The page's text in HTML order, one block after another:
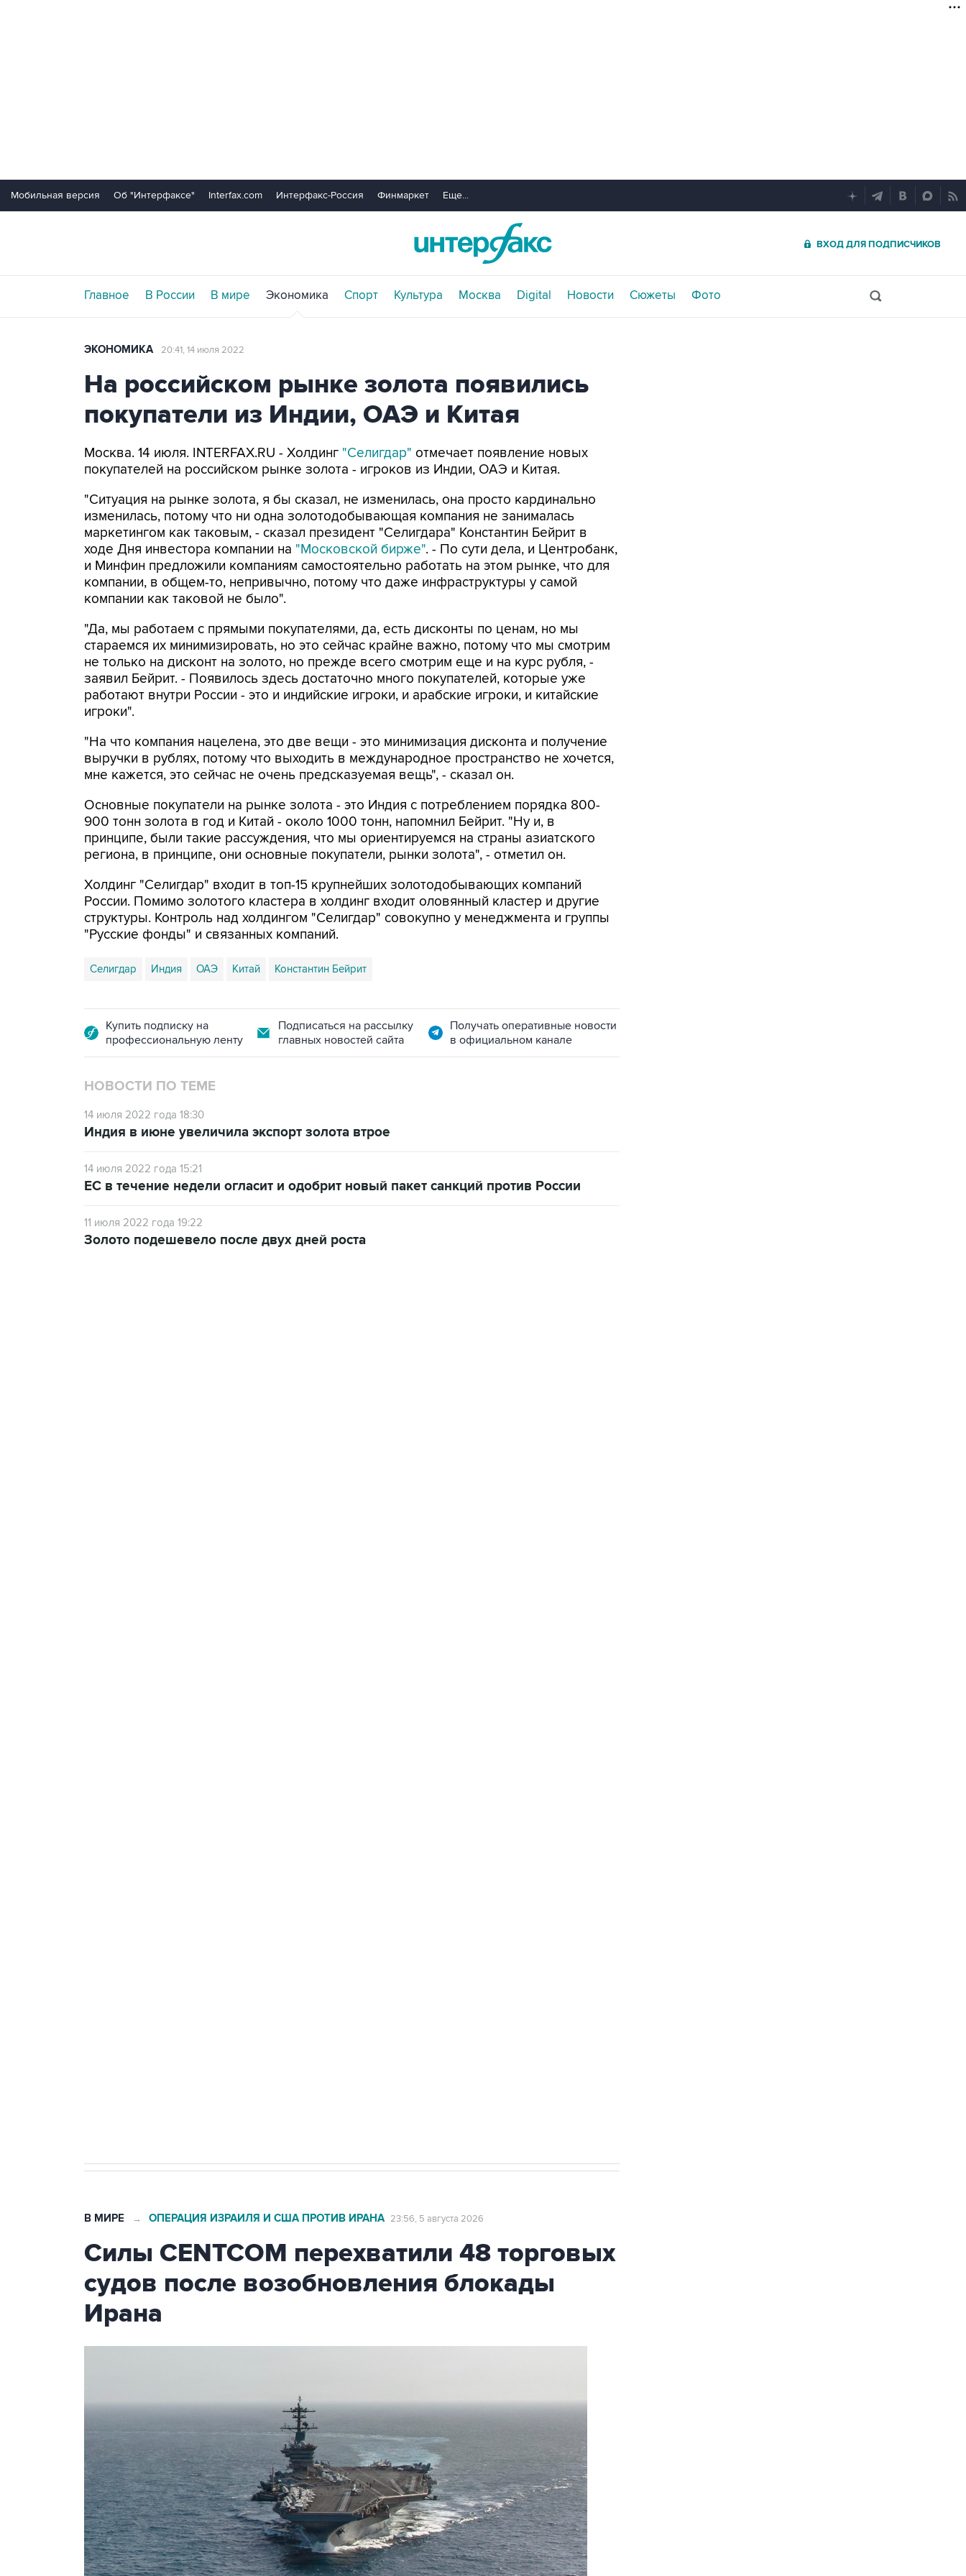
Мобильная версия Об "Интерфаксе" Interfax.com Интерфакс-Россия Финмаркет Еще...
ВХОД ДЛЯ ПОДПИСЧИКОВ
Главное В России В мире Экономика Спорт Культура Москва Digital Новости Сюжеты Фото
ЭКОНОМИКА 20:41, 14 июля 2022
На российском рынке золота появились
покупатели из Индии, ОАЭ и Китая
Москва. 14 июля. INTERFAX.RU - Холдинг "Селигдар" отмечает появление новых
покупателей на российском рынке золота - игроков из Индии, ОАЭ и Китая.
"Ситуация на рынке золота, я бы сказал, не изменилась, она просто кардинально
изменилась, потому что ни одна золотодобывающая компания не занималась
маркетингом как таковым, - сказал президент "Селигдара" Константин Бейрит в
ходе Дня инвестора компании на "Московской бирже". - По сути дела, и Центробанк,
и Минфин предложили компаниям самостоятельно работать на этом рынке, что для
компании, в общем-то, непривычно, потому что даже инфраструктуры у самой
компании как таковой не было".
"Да, мы работаем с прямыми покупателями, да, есть дисконты по ценам, но мы
стараемся их минимизировать, но это сейчас крайне важно, потому что мы смотрим
не только на дисконт на золото, но прежде всего смотрим еще и на курс рубля, -
заявил Бейрит. - Появилось здесь достаточно много покупателей, которые уже
работают внутри России - это и индийские игроки, и арабские игроки, и китайские
игроки".
"На что компания нацелена, это две вещи - это минимизация дисконта и получение
выручки в рублях, потому что выходить в международное пространство не хочется,
мне кажется, это сейчас не очень предсказуемая вещь", - сказал он.
Основные покупатели на рынке золота - это Индия с потреблением порядка 800-
900 тонн золота в год и Китай - около 1000 тонн, напомнил Бейрит. "Ну и, в
принципе, были такие рассуждения, что мы ориентируемся на страны азиатского
региона, в принципе, они основные покупатели, рынки золота", - отметил он.
Холдинг "Селигдар" входит в топ-15 крупнейших золотодобывающих компаний
России. Помимо золотого кластера в холдинг входит оловянный кластер и другие
структуры. Контроль над холдингом "Селигдар" совокупно у менеджмента и группы
"Русские фонды" и связанных компаний.
Селигдар Индия ОАЭ Китай Константин Бейрит
Купить подписку на
профессиональную ленту
Подписаться на рассылку
главных новостей сайта
Получать оперативные новости
в официальном канале
НОВОСТИ ПО ТЕМЕ
14 июля 2022 года 18:30
Индия в июне увеличила экспорт золота втрое
14 июля 2022 года 15:21
ЕС в течение недели огласит и одобрит новый пакет санкций против России
11 июля 2022 года 19:22
Золото подешевело после двух дней роста
В МИРЕ → ОПЕРАЦИЯ ИЗРАИЛЯ И США ПРОТИВ ИРАНА 23:56, 5 августа 2026
Силы CENTCOM перехватили 48 торговых
судов после возобновления блокады
Ирана